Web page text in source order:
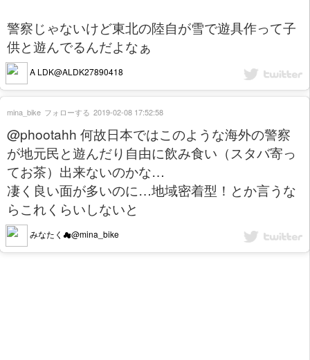
警察じゃないけど東北の陸自が雪で遊具作って子
供と遊んでるんだよなぁ
A LDK@ALDK27890418
@phootahh 何故日本ではこのような海外の警察
が地元民と遊んだり自由に飲み食い（スタバ寄っ
てお茶）出来ないのかな…
凄く良い面が多いのに…地域密着型！とか言うな
らこれくらいしないと
みなたく︎︎☁︎@mina_bike
mina_bike フォローする 2019-02-08 17:52:58